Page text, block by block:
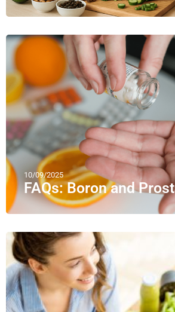
10/09/2025
FAQs: Boron and